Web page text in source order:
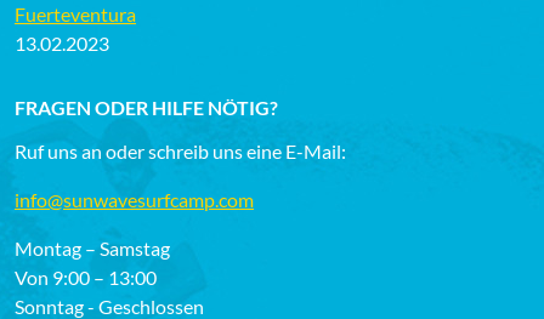
Fuerteventura
13.02.2023
FRAGEN ODER HILFE NÖTIG?
Ruf uns an oder schreib uns eine E-Mail:
info@sunwavesurfcamp.com
Montag – Samstag
Von 9:00 – 13:00
Sonntag - Geschlossen